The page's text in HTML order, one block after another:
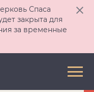
Спаса
закрыта для
за временные